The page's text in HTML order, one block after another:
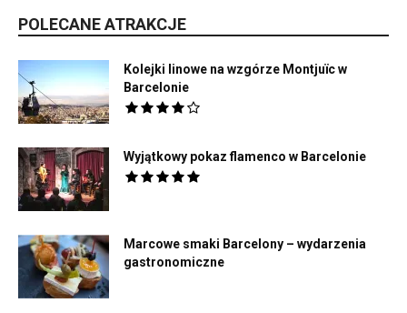
POLECANE ATRAKCJE
Kolejki linowe na wzgórze Montjuïc w
Barcelonie
Wyjątkowy pokaz flamenco w Barcelonie
Marcowe smaki Barcelony – wydarzenia
gastronomiczne